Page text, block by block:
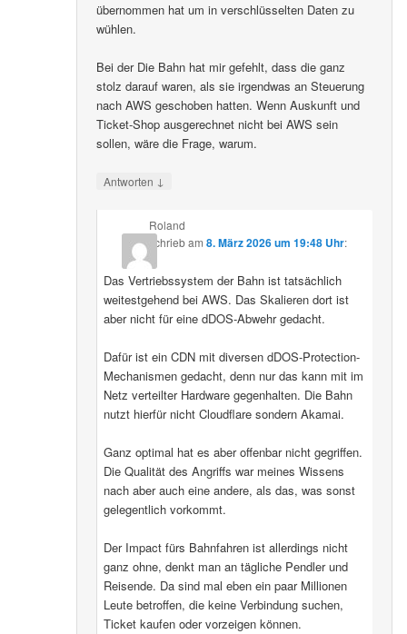
übernommen hat um in verschlüsselten Daten zu
wühlen.
Bei der Die Bahn hat mir gefehlt, dass die ganz
stolz darauf waren, als sie irgendwas an Steuerung
nach AWS geschoben hatten. Wenn Auskunft und
Ticket-Shop ausgerechnet nicht bei AWS sein
sollen, wäre die Frage, warum.
Antworten ↓
Roland
schriebam 8. März 2026 um 19:48 Uhr:
Das Vertriebssystem der Bahn ist tatsächlich
weitestgehend bei AWS. Das Skalieren dort ist
aber nicht für eine dDOS-Abwehr gedacht.
Dafür ist ein CDN mit diversen dDOS-Protection-
Mechanismen gedacht, denn nur das kann mit im
Netz verteilter Hardware gegenhalten. Die Bahn
nutzt hierfür nicht Cloudflare sondern Akamai.
Ganz optimal hat es aber offenbar nicht gegriffen.
Die Qualität des Angriffs war meines Wissens
nach aber auch eine andere, als das, was sonst
gelegentlich vorkommt.
Der Impact fürs Bahnfahren ist allerdings nicht
ganz ohne, denkt man an tägliche Pendler und
Reisende. Da sind mal eben ein paar Millionen
Leute betroffen, die keine Verbindung suchen,
Ticket kaufen oder vorzeigen können.